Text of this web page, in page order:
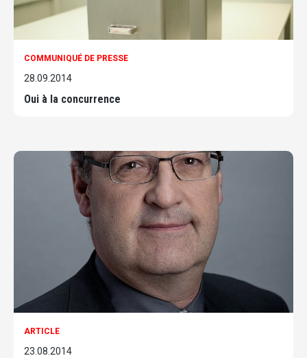
COMMUNIQUÉ DE PRESSE
28.09.2014
Oui à la concurrence
ARTICLE
23.08.2014